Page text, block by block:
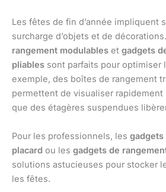
Les fêtes de fin d’année impliquent
surcharge d’objets et de
rangement modulables et gadgets
pliables sont parfaits pour optimiser
exemple, des boîtes de rangement
permettent de visualiser
que des étagères suspendues
Pour les professionnels, les
placard ou les gadgets de
solutions astucieuses pour stocker
les fêtes.